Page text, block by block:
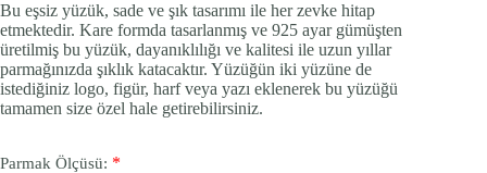
Bu eşsiz yüzük, sade ve şık tasarımı ile her zevke hitap
etmektedir. Kare formda tasarlanmış ve 925 ayar gümüşten
üretilmiş bu yüzük, dayanıklılığı ve kalitesi ile uzun yıllar
parmağınızda şıklık katacaktır. Yüzüğün iki yüzüne de
istediğiniz logo, figür, harf veya yazı eklenerek bu yüzüğü
tamamen size özel hale getirebilirsiniz.
Parmak Ölçüsü: *